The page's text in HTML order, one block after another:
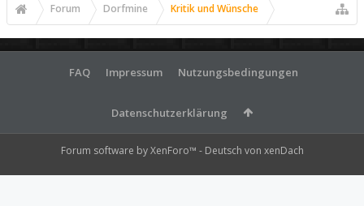
Forum Dorfmine Kritik und Wünsche
FAQ Impressum Nutzungsbedingungen
Datenschutzerklärung
Forum software by XenForo™ - Deutsch von xenDach